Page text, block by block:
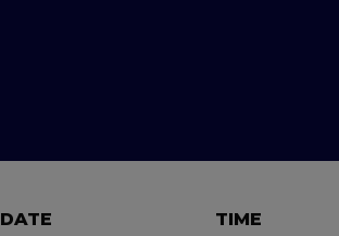
DATE TIME